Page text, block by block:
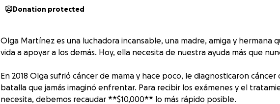
Donation protected
Olga Martínez es una luchadora incansable, una madre, amiga y hermana
vida a apoyar a los demás. Hoy, ella necesita de nuestra ayuda más que
En 2018 Olga sufrió cáncer de mama y hace poco, le diagnosticaron cáncer
batalla que jamás imaginó enfrentar. Para recibir los exámenes y el
necesita, debemos recaudar **$10,000** lo más rápido posible.